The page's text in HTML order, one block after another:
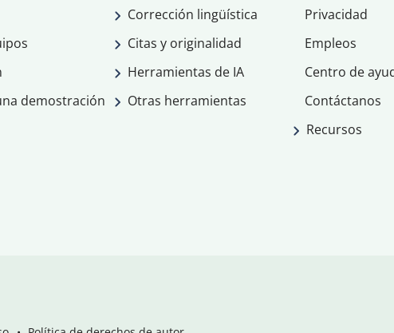
demostración
Corrección lingüística
Citas y originalidad
Herramientas de IA
Otras herramientas
Privacidad
Empleos
Centro de
Contáctanos
Recursos